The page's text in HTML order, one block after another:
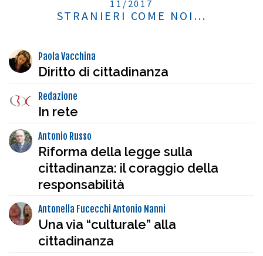
11/2017
STRANIERI COME NOI...
Paola Vacchina
Diritto di cittadinanza
Redazione
In rete
Antonio Russo
Riforma della legge sulla
cittadinanza: il coraggio della
responsabilità
Antonella Fucecchi Antonio Nanni
Una via “culturale” alla
cittadinanza